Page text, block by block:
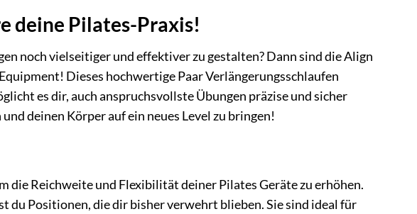
deine Pilates-Praxis!
noch vielseitiger und effektiver zu gestalten? Dann sind die Align
Dieses hochwertige Paar Verlängerungsschlaufen
es dir, auch anspruchsvollste Übungen präzise und sicher
deinen Körper auf ein neues Level zu bringen!
die Reichweite und Flexibilität deiner Pilates Geräte zu erhöhen.
du Positionen, die dir bisher verwehrt blieben. Sie sind ideal für